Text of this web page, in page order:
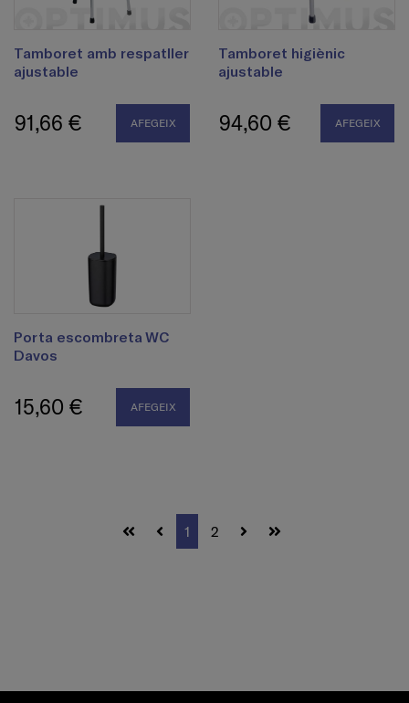
Tamboret amb respatller
ajustable
91,66 € AFEGEIX
Tamboret higiènic
ajustable
94,60 € AFEGEIX
Porta escombreta WC
Davos
15,60 € AFEGEIX
1 2